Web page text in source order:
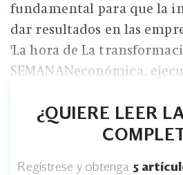
fundamental para que la
dar resultados en las
'La hora de La
SEMANANeconómica,
¿QUIERE LEER
Regístrese y obtenga 5